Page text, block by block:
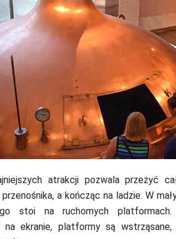
atrakcji pozwala przeżyć
a kończąc na ladzie. W
stoi na ruchomych
na ekranie, platformy są